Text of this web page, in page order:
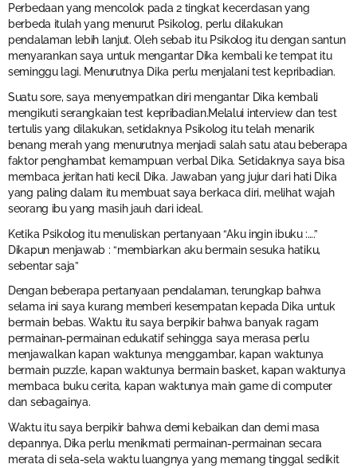
Perbedaan yang mencolok pada 2 tingkat kecerdasan yang
berbeda itulah yang menurut Psikolog, perlu dilakukan
pendalaman lebih lanjut. Oleh sebab itu Psikolog itu dengan santun
menyarankan saya untuk mengantar Dika kembali ke tempat itu
seminggu lagi. Menurutnya Dika perlu menjalani test kepribadian.
Suatu sore, saya menyempatkan diri mengantar Dika kembali
mengikuti serangkaian test kepribadian.Melalui interview dan test
tertulis yang dilakukan, setidaknya Psikolog itu telah menarik
benang merah yang menurutnya menjadi salah satu atau beberapa
faktor penghambat kemampuan verbal Dika. Setidaknya saya bisa
membaca jeritan hati kecil Dika. Jawaban yang jujur dari hati Dika
yang paling dalam itu membuat saya berkaca diri, melihat wajah
seorang ibu yang masih jauh dari ideal.
Ketika Psikolog itu menuliskan pertanyaan “Aku ingin ibuku :….”
Dikapun menjawab : “membiarkan aku bermain sesuka hatiku,
sebentar saja”
Dengan beberapa pertanyaan pendalaman, terungkap bahwa
selama ini saya kurang memberi kesempatan kepada Dika untuk
bermain bebas. Waktu itu saya berpikir bahwa banyak ragam
permainan-permainan edukatif sehingga saya merasa perlu
menjawalkan kapan waktunya menggambar, kapan waktunya
bermain puzzle, kapan waktunya bermain basket, kapan waktunya
membaca buku cerita, kapan waktunya main game di computer
dan sebagainya.
Waktu itu saya berpikir bahwa demi kebaikan dan demi masa
depannya, Dika perlu menikmati permainan-permainan secara
merata di sela-sela waktu luangnya yang memang tinggal sedikit